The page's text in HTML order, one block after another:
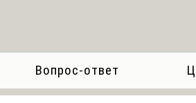
Вопрос-ответ